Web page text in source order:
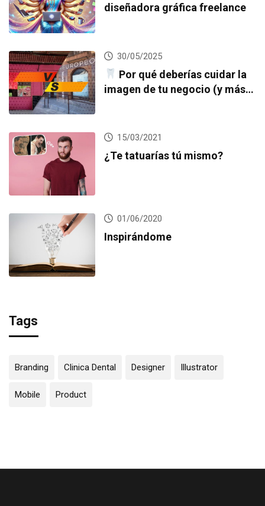
diseñadora gráfica freelance
30/05/2025
Por qué deberías cuidar la
imagen de tu negocio (y más
15/03/2021
¿Te tatuarías tú mismo?
01/06/2020
Inspirándome
Tags
Branding Clinica Dental Designer Illustrator
Mobile Product